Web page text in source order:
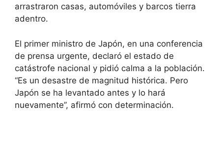
arrastraron casas, automóviles y barcos tierra
adentro.
El primer ministro de Japón, en una conferencia
de prensa urgente, declaró el estado de
catástrofe nacional y pidió calma a la población.
“Es un desastre de magnitud histórica. Pero
Japón se ha levantado antes y lo hará
nuevamente”, afirmó con determinación.